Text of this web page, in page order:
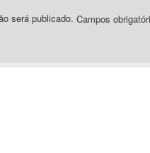
será publicado. Campos